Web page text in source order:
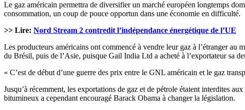
Le gaz américain permettra de diversifier un marché européen longtemps
consommation, un coup de pouce opportun dans une économie en difficulté.
>> Lire: Nord Stream 2 contredit l’indépendance énergétique de l’UE
Les producteurs américains ont commencé à vendre leur gaz à l’étranger
du Brésil, puis de l’Asie, puisque Gail India Ltd a acheté à l’exportateur sa
« C’est de début d’une guerre des prix entre le GNL américain et le gaz
Jusqu’à récemment, les exportations de gaz et de pétrole étaient interdites
bitumineux a cependant encouragé Barack Obama à changer la législation.